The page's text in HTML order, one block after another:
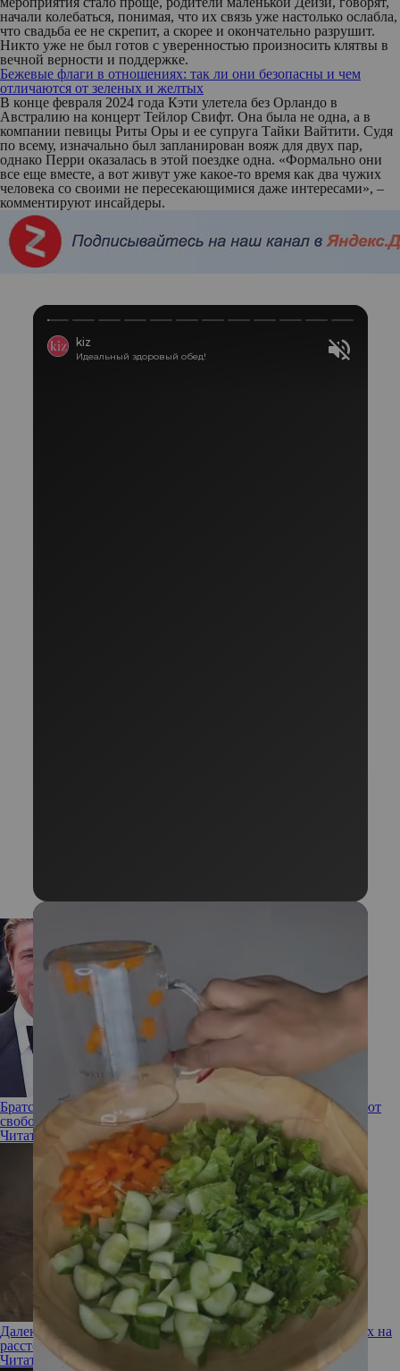
начали колебаться, понимая, что их связь уже настолько ослабла,
что свадьба ее не скрепит, а скорее и окончательно разрушит.
Никто уже не был готов с уверенностью произносить клятвы в
вечной верности и поддержке.
Бежевые флаги в отношениях: так ли они безопасны и чем
отличаются от зеленых и желтых
В конце февраля 2024 года Кэти улетела без Орландо в
Австралию на концерт Тейлор Свифт. Она была не одна, а в
компании певицы Риты Оры и ее супруга Тайки Вайтити. Судя
по всему, изначально был запланирован вояж для двух пар,
однако Перри оказалась в этой поездке одна. «Формально они
все еще вместе, а вот живут уже какое-то время как два чужих
человека со своими не пересекающимися даже интересами», –
комментируют инсайдеры.
Братство без кольца: 5 знаков Зодиака, которые предпочитают
свободные отношения
Читать полностью
Далеко и надолго: как справиться с ревностью в отношениях на
расстоянии
Читать полностью